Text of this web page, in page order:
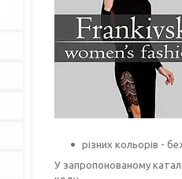
різних кольорів -
У запропонованому